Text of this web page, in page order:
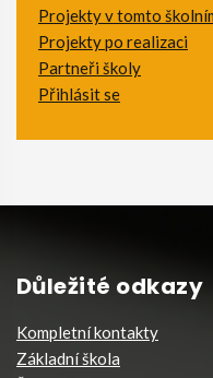
Projekty v tomto
Projekty po realizaci
Partneři školy
Přihlásit se
Důležité odkazy
Kompletní kontakty
Základní škola